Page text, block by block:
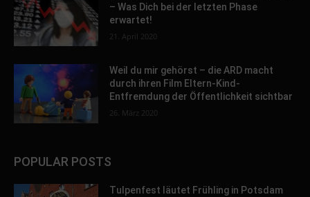
– Was Dich bei der letzten Phase
erwartet!
21. April 2020
Weil du mir gehörst – die ARD macht
durch ihren Film Eltern-Kind-
Entfremdung der Öffentlichkeit sichtbar
26. März 2020
POPULAR POSTS
Tulpenfest läutet Frühling in Potsdam